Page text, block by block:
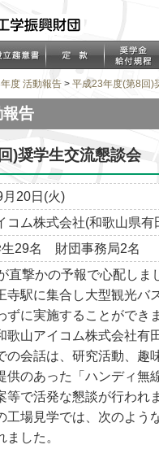
度 活動報告 > 平成23年度(第8回)
告
)奨学生交流懇談会
20日(火)
コム株式会社(和歌山県有
生29名 財団事務局2名
直撃かの予報で心配しま
寺駅に集合し大型観光バ
ずに実施することができ
歌山アイコム株式会社有
の会話は、研究活動、趣
供のあった「ハンディ無
等で活発な懇談が行われ
工場見学では、次のよう
ました。